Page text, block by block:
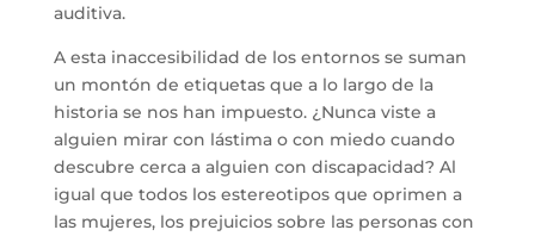
auditiva.
A esta inaccesibilidad de los entornos se suman
un montón de etiquetas que a lo largo de la
historia se nos han impuesto. ¿Nunca viste a
alguien mirar con lástima o con miedo cuando
descubre cerca a alguien con discapacidad? Al
igual que todos los estereotipos que oprimen a
las mujeres, los prejuicios sobre las personas con